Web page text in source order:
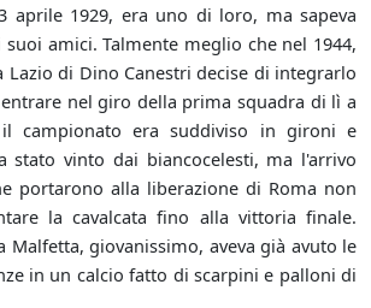
aprile 1929, era uno di loro, ma sapeva
amici. Talmente meglio che nel 1944,
Lazio di Dino Canestri decise di integrarlo
nel giro della prima squadra di lì a
il campionato era suddiviso in gironi e
stato vinto dai biancocelesti, ma l'arrivo
portarono alla liberazione di Roma non
la cavalcata fino alla vittoria finale.
Malfetta, giovanissimo, aveva già avuto le
in un calcio fatto di scarpini e palloni di